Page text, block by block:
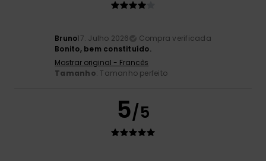
Bruno17. Julho 2026
Compra verificada
Bonito, bem constituído.
Mostrar original - Francês
Tamanho: Tamanho perfeito
5/5